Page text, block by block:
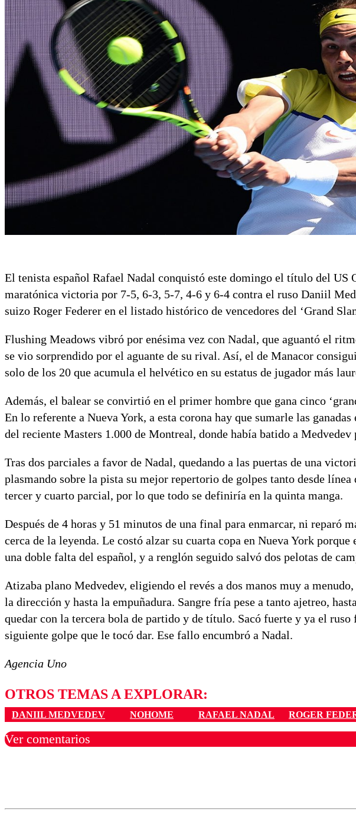
El tenista español Rafael Nadal conquistó este domingo el título del US
maratónica victoria por 7-5, 6-3, 5-7, 4-6 y 6-4 contra el ruso Daniil
suizo Roger Federer en el listado histórico de vencedores del ‘Grand
Flushing Meadows vibró por enésima vez con Nadal, que aguantó el
se vio sorprendido por el aguante de su rival. Así, el de Manacor
solo de los 20 que acumula el helvético en su estatus de jugador más
Además, el balear se convirtió en el primer hombre que gana cinco
En lo referente a Nueva York, a esta corona hay que sumarle las
del reciente Masters 1.000 de Montreal, donde había batido a Medvedev
Tras dos parciales a favor de Nadal, quedando a las puertas de una
plasmando sobre la pista su mejor repertorio de golpes tanto desde
tercer y cuarto parcial, por lo que todo se definiría en la quinta manga.
Después de 4 horas y 51 minutos de una final para enmarcar, ni reparó
cerca de la leyenda. Le costó alzar su cuarta copa en Nueva York
una doble falta del español, y a renglón seguido salvó dos pelotas de
Atizaba plano Medvedev, eligiendo el revés a dos manos muy a
la dirección y hasta la empuñadura. Sangre fría pese a tanto ajetreo,
quedar con la tercera bola de partido y de título. Sacó fuerte y ya el
siguiente golpe que le tocó dar. Ese fallo encumbró a Nadal.
Agencia Uno
OTROS TEMAS A EXPLORAR:
DANIIL MEDVEDEV NOHOME RAFAEL NADAL ROGER
Ver comentarios